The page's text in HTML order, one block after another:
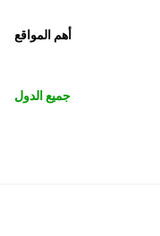
أهم المواقع
جميع الدول